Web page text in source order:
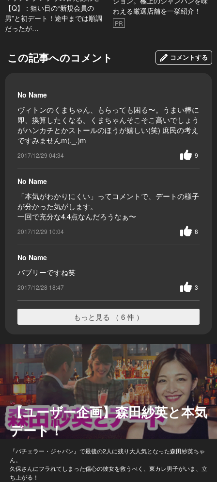
【Q】：狙い目の“新規会員の
男”と初デート！途中までは順調
だったが…
わえる厳選店舗を一挙紹介！
PR
この記事へのコメント コメントする
No Name
ヴィトンのくまちゃん、もらっても困る〜。うまい棒に
即、換算したくなる。くまちゃんそこそこ高いでしょう
がハンカチとかストールのほうが嬉しい(笑) 庶民の考え
ですみませんm(._.)m
2017/12/29 04:34 9
No Name
「本気がわかりにくい」ってコメントで、デートの様子
が分かった気がします。
一回で充分な4.4点なんだろうなぁ〜
2017/12/29 10:04 8
No Name
バブリーですね笑
2017/12/28 18:47 3
もっと見る （ 6 件 ）
【ユーザー企画】森田紗英と本気
デート！
『バチェラー・ジャパン』で最後の2人に残り大人気となった森田紗英ちゃ
ん。
久保さんにフラれてしまった傷心の彼女を救うべく、東カレ男子がいま、立
ち上がる！